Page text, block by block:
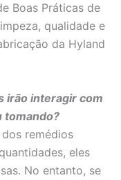
Boas Práticas de
qualidade e
da Hyland
irão interagir com
tomando?
remédios
eles
No entanto, se